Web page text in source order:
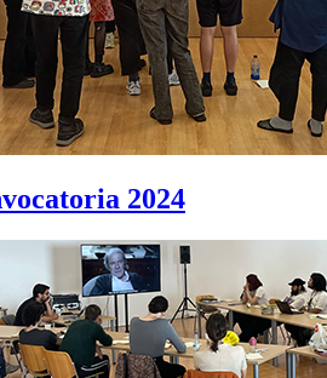
2024